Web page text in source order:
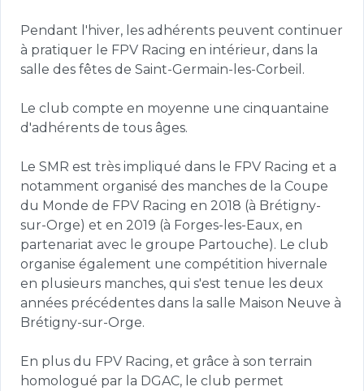
Pendant l'hiver, les adhérents peuvent continuer
à pratiquer le FPV Racing en intérieur, dans la
salle des fêtes de Saint-Germain-les-Corbeil.
Le club compte en moyenne une cinquantaine
d'adhérents de tous âges.
Le SMR est très impliqué dans le FPV Racing et a
notamment organisé des manches de la Coupe
du Monde de FPV Racing en 2018 (à Brétigny-
sur-Orge) et en 2019 (à Forges-les-Eaux, en
partenariat avec le groupe Partouche). Le club
organise également une compétition hivernale
en plusieurs manches, qui s'est tenue les deux
années précédentes dans la salle Maison Neuve à
Brétigny-sur-Orge.
En plus du FPV Racing, et grâce à son terrain
homologué par la DGAC, le club permet